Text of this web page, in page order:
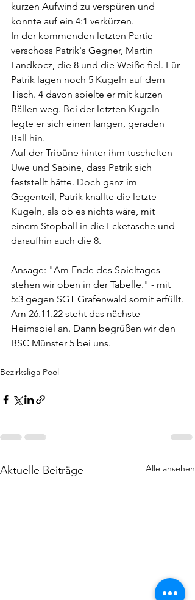
kurzen Aufwind zu verspüren und
konnte auf ein 4:1 verkürzen.
In der kommenden letzten Partie
verschoss Patrik's Gegner, Martin
Landkocz, die 8 und die Weiße fiel. Für
Patrik lagen noch 5 Kugeln auf dem
Tisch. 4 davon spielte er mit kurzen
Bällen weg. Bei der letzten Kugeln
legte er sich einen langen, geraden
Ball hin.
Auf der Tribüne hinter ihm tuschelten
Uwe und Sabine, dass Patrik sich
feststellt hätte. Doch ganz im
Gegenteil, Patrik knallte die letzte
Kugeln, als ob es nichts wäre, mit
einem Stopball in die Ecketasche und
daraufhin auch die 8.
Ansage: "Am Ende des Spieltages
stehen wir oben in der Tabelle." - mit
5:3 gegen SGT Grafenwald somit erfüllt.
Am 26.11.22 steht das nächste
Heimspiel an. Dann begrüßen wir den
BSC Münster 5 bei uns.
Bezirksliga Pool
Aktuelle Beiträge Alle ansehen